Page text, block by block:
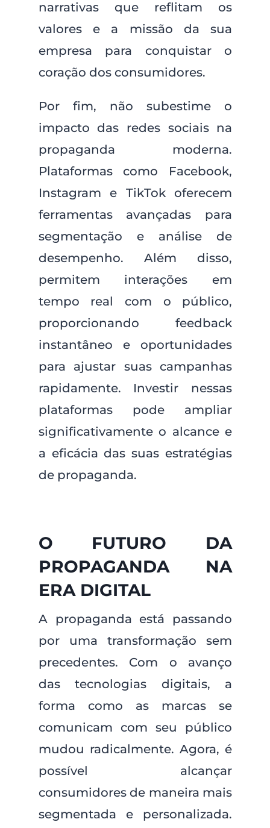
narrativas que reflitam os
valores e a missão da sua
empresa para conquistar o
coração dos consumidores.
Por fim, não subestime o
impacto das redes sociais na
propaganda moderna.
Plataformas como Facebook,
Instagram e TikTok oferecem
ferramentas avançadas para
segmentação e análise de
desempenho. Além disso,
permitem interações em
tempo real com o público,
proporcionando feedback
instantâneo e oportunidades
para ajustar suas campanhas
rapidamente. Investir nessas
plataformas pode ampliar
significativamente o alcance e
a eficácia das suas estratégias
de propaganda.
O FUTURO DA
PROPAGANDA NA
ERA DIGITAL
A propaganda está passando
por uma transformação sem
precedentes. Com o avanço
das tecnologias digitais, a
forma como as marcas se
comunicam com seu público
mudou radicalmente. Agora, é
possível alcançar
consumidores de maneira mais
segmentada e personalizada.